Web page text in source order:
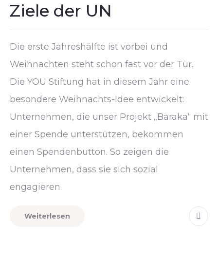
Ziele der UN
Die erste Jahreshälfte ist vorbei und
Weihnachten steht schon fast vor der Tür.
Die YOU Stiftung hat in diesem Jahr eine
besondere Weihnachts-Idee entwickelt:
Unternehmen, die unser Projekt „Baraka“ mit
einer Spende unterstützen, bekommen
einen Spendenbutton. So zeigen die
Unternehmen, dass sie sich sozial
engagieren.
Weiterlesen